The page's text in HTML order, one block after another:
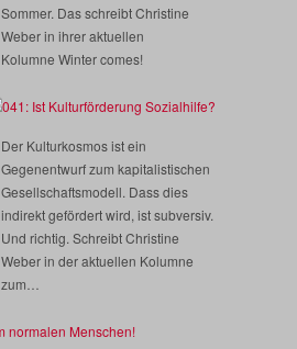
Sommer. Das schreibt Christine
Weber in ihrer aktuellen
Kolumne Winter comes!
Der Kulturkosmos ist ein
Gegenentwurf zum kapitalistischen
Gesellschaftsmodell. Dass dies
indirekt gefördert wird, ist subversiv.
Und richtig. Schreibt Christine
Weber in der aktuellen Kolumne
zum…